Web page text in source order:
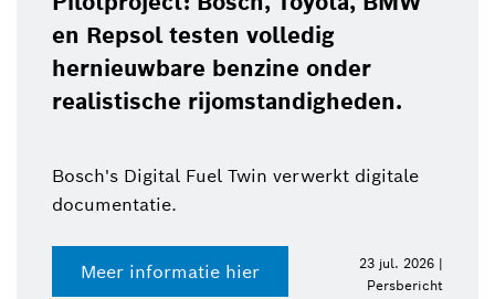
en Repsol testen volledig
hernieuwbare benzine onder
realistische rijomstandigheden.
Bosch's Digital Fuel Twin verwerkt digitale
documentatie.
Meer informatie hier
23 jul. 2026 |
Persbericht